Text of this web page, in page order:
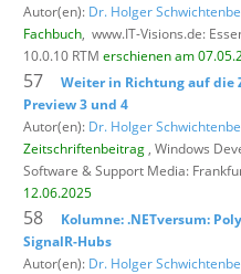
Autor(en): Dr. Holger
Fachbuch, www.IT-Visions.de:
10.0.10 RTM erschienen am
57
Weiter in Richtung auf die
Preview 3 und 4
Autor(en): Dr. Holger
Zeitschriftenbeitrag , Windows
Software & Support Media:
12.06.2025
58
Kolumne: .NETversum:
SignalR-Hubs
Autor(en): Dr. Holger